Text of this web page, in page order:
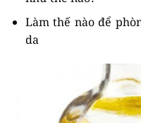
Làm thế nào để
da